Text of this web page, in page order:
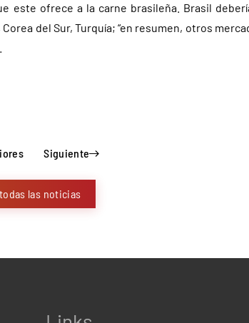
este ofrece a la carne brasileña. Brasil
del Sur, Turquía; “en resumen, otros
Siguiente
las noticias